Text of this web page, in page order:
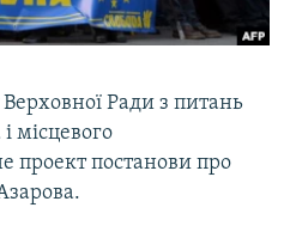
Ради з питань
місцевого
проект постанови про